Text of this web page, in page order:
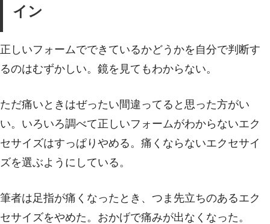
イン
正しいフォームでできているかどうかを自分で判断す
るのはむずかしい。鏡を見てもわからない。
ただ痛いときはぜったい間違ってると思った方がい
い。いろいろ調べて正しいフォームがわからないエク
セサイズはすっぱりやめる。痛くならないエクセサイ
ズを選ぶようにしている。
筆者は足指が痛くなったとき、つま先立ちのあるエク
セサイズをやめた。おかげで痛みが出なくなった。